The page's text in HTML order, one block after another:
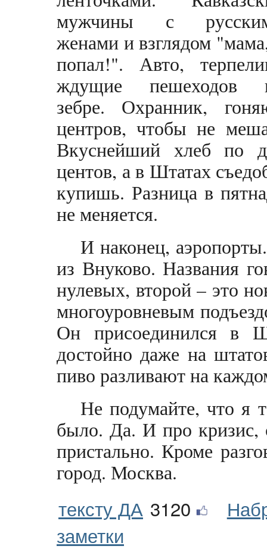
мужчины с
женами и взглядом
попал!". Авто,
ждущие пешеходов
зебре. Охранник,
центров, чтобы не
Вкуснейший хлеб по
центов, а в Штатах
купишь. Разница в
не меняется.
И наконец,
из Внуково. Названия
нулевых, второй – это
многоуровневым
Он присоединился в
достойно даже на
пиво разливают на
Не подумайте, что я
было. Да. И про кризис,
пристально. Кроме
город. Москва.
тексту ДА 3120
заметки